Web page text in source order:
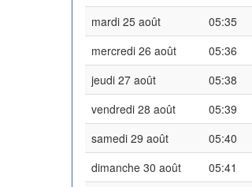
mardi 25 août
05:35
mercredi 26 août
05:36
jeudi 27 août
05:38
vendredi 28 août
05:39
samedi 29 août
05:40
dimanche 30 août
05:41